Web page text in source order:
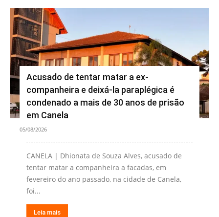
Acusado de tentar matar a ex-
companheira e deixá-la paraplégica é
condenado a mais de 30 anos de prisão
em Canela
05/08/2026
CANELA | Dhionata de Souza Alves, acusado de
tentar matar a companheira a facadas, em
fevereiro do ano passado, na cidade de Canela,
foi...
Leia mais